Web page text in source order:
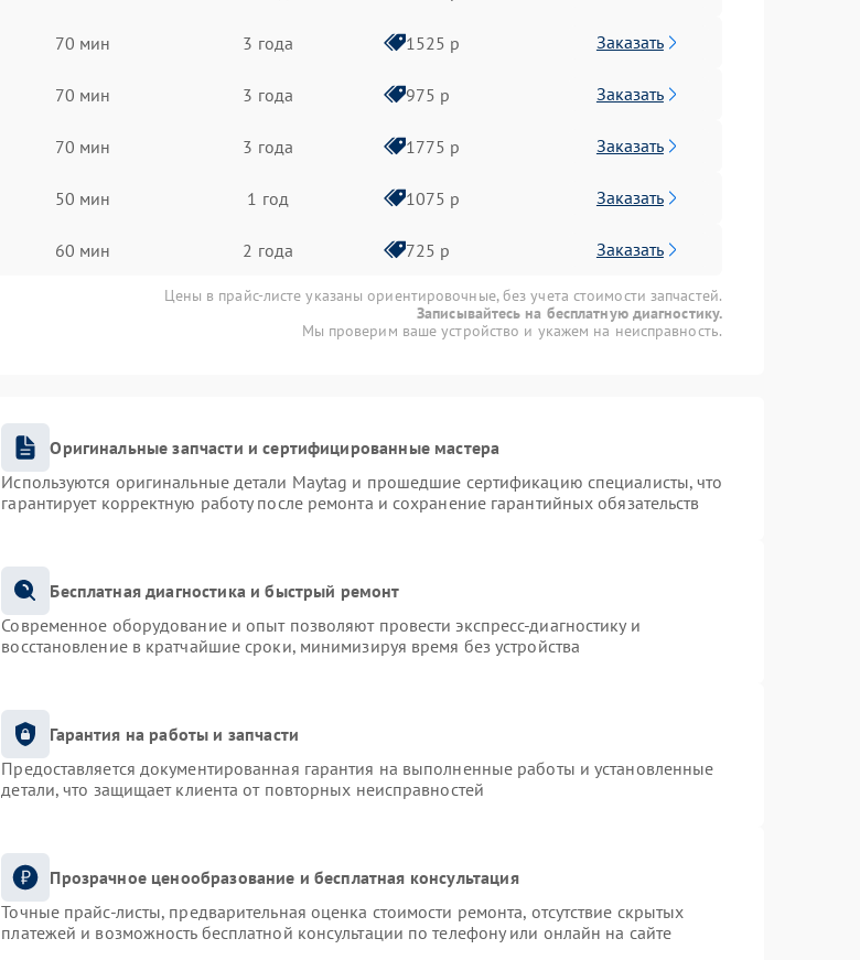
70 мин 3 года 1525 р Заказать
70 мин 3 года 975 р Заказать
70 мин 3 года 1775 р Заказать
50 мин 1 год 1075 р Заказать
60 мин 2 года 725 р Заказать
Цены в прайс-листе указаны ориентировочные, без учета стоимости запчастей.
Записывайтесь на бесплатную диагностику.
Мы проверим ваше устройство и укажем на неисправность.
Оригинальные запчасти и сертифицированные мастера
Используются оригинальные детали Maytag и прошедшие сертификацию специалисты, что
гарантирует корректную работу после ремонта и сохранение гарантийных обязательств
Бесплатная диагностика и быстрый ремонт
Современное оборудование и опыт позволяют провести экспресс-диагностику и
восстановление в кратчайшие сроки, минимизируя время без устройства
Гарантия на работы и запчасти
Предоставляется документированная гарантия на выполненные работы и установленные
детали, что защищает клиента от повторных неисправностей
Прозрачное ценообразование и бесплатная консультация
Точные прайс-листы, предварительная оценка стоимости ремонта, отсутствие скрытых
платежей и возможность бесплатной консультации по телефону или онлайн на сайте